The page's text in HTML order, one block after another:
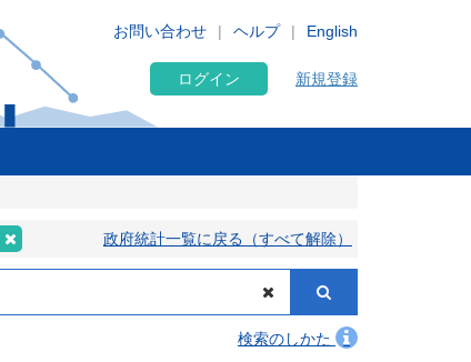
English
お問い合わせ ヘルプ
ログイン 新規登録
政府統計一覧に戻る（すべて解除）
検索のしかた